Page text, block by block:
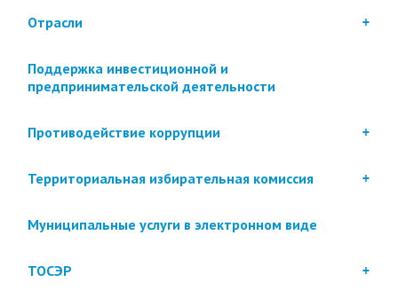
Отрасли
Поддержка инвестиционной и
предпринимательской деятельности
Противодействие коррупции
Территориальная избирательная комиссия
Муниципальные услуги в электронном виде
ТОСЭР